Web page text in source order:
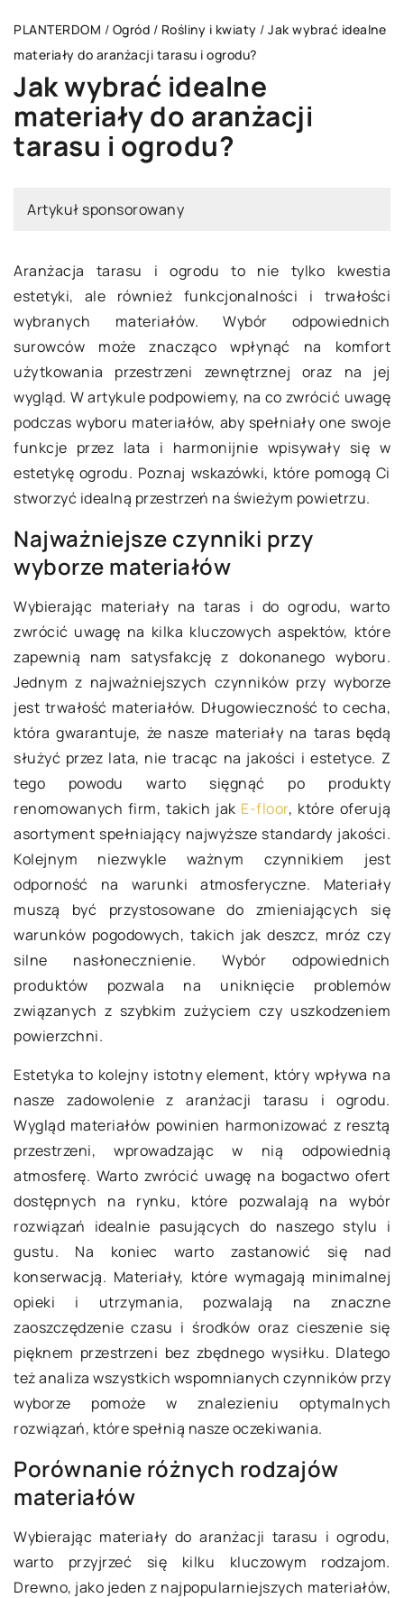
PLANTERDOM / Ogród / Rośliny i kwiaty / Jak wybrać idealne
materiały do aranżacji tarasu i ogrodu?
Jak wybrać idealne
materiały do aranżacji
tarasu i ogrodu?
Artykuł sponsorowany
Aranżacja tarasu i ogrodu to nie tylko kwestia
estetyki, ale również funkcjonalności i trwałości
wybranych materiałów. Wybór odpowiednich
surowców może znacząco wpłynąć na komfort
użytkowania przestrzeni zewnętrznej oraz na jej
wygląd. W artykule podpowiemy, na co zwrócić uwagę
podczas wyboru materiałów, aby spełniały one swoje
funkcje przez lata i harmonijnie wpisywały się w
estetykę ogrodu. Poznaj wskazówki, które pomogą Ci
stworzyć idealną przestrzeń na świeżym powietrzu.
Najważniejsze czynniki przy
wyborze materiałów
Wybierając materiały na taras i do ogrodu, warto
zwrócić uwagę na kilka kluczowych aspektów, które
zapewnią nam satysfakcję z dokonanego wyboru.
Jednym z najważniejszych czynników przy wyborze
jest trwałość materiałów. Długowieczność to cecha,
która gwarantuje, że nasze materiały na taras będą
służyć przez lata, nie tracąc na jakości i estetyce. Z
tego powodu warto sięgnąć po produkty
renomowanych firm, takich jak E-floor, które oferują
asortyment spełniający najwyższe standardy jakości.
Kolejnym niezwykle ważnym czynnikiem jest
odporność na warunki atmosferyczne. Materiały
muszą być przystosowane do zmieniających się
warunków pogodowych, takich jak deszcz, mróz czy
silne nasłonecznienie. Wybór odpowiednich
produktów pozwala na uniknięcie problemów
związanych z szybkim zużyciem czy uszkodzeniem
powierzchni.
Estetyka to kolejny istotny element, który wpływa na
nasze zadowolenie z aranżacji tarasu i ogrodu.
Wygląd materiałów powinien harmonizować z resztą
przestrzeni, wprowadzając w nią odpowiednią
atmosferę. Warto zwrócić uwagę na bogactwo ofert
dostępnych na rynku, które pozwalają na wybór
rozwiązań idealnie pasujących do naszego stylu i
gustu. Na koniec warto zastanowić się nad
konserwacją. Materiały, które wymagają minimalnej
opieki i utrzymania, pozwalają na znaczne
zaoszczędzenie czasu i środków oraz cieszenie się
pięknem przestrzeni bez zbędnego wysiłku. Dlatego
też analiza wszystkich wspomnianych czynników przy
wyborze pomoże w znalezieniu optymalnych
rozwiązań, które spełnią nasze oczekiwania.
Porównanie różnych rodzajów
materiałów
Wybierając materiały do aranżacji tarasu i ogrodu,
warto przyjrzeć się kilku kluczowym rodzajom.
Drewno, jako jeden z najpopularniejszych materiałów,